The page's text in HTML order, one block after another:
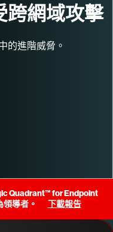
跨網域攻擊
的進階威脅。
Quadrant™ for Endpoint
導者。
下載報告